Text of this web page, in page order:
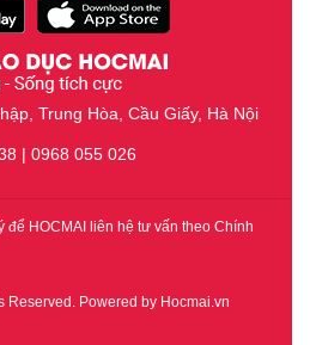
Trung Hòa, Cầu Giấy, Hà Nội
| 0968 055 026
để HOCMAI liên hệ tư vấn theo Chính
Powered by Hocmai.vn